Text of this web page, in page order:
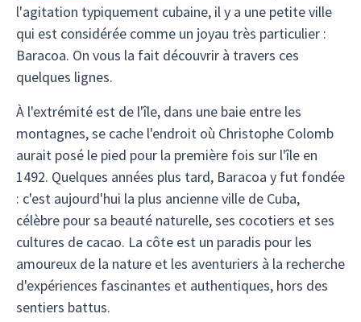
l'agitation typiquement cubaine, il y a une petite ville
qui est considérée comme un joyau très particulier :
Baracoa. On vous la fait découvrir à travers ces
quelques lignes.
À l'extrémité est de l'île, dans une baie entre les
montagnes, se cache l'endroit où Christophe Colomb
aurait posé le pied pour la première fois sur l'île en
1492. Quelques années plus tard, Baracoa y fut fondée
: c'est aujourd'hui la plus ancienne ville de Cuba,
célèbre pour sa beauté naturelle, ses cocotiers et ses
cultures de cacao. La côte est un paradis pour les
amoureux de la nature et les aventuriers à la recherche
d'expériences fascinantes et authentiques, hors des
sentiers battus.